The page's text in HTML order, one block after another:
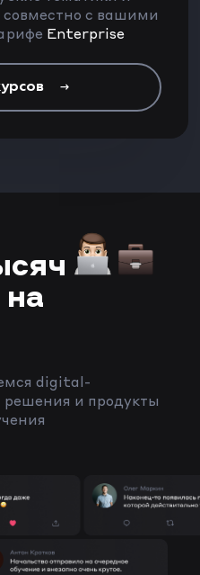
с вашими
Enterprise
digital-
и продукты